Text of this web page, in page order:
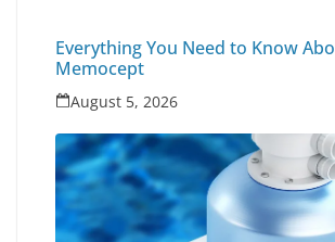
Everything You Need to Know
Memocept
August 5, 2026